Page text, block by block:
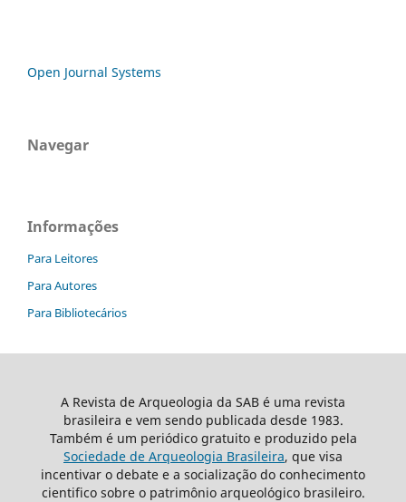
Open Journal Systems
Navegar
Informações
Para Leitores
Para Autores
Para Bibliotecários
A Revista de Arqueologia da SAB é uma revista
brasileira e vem sendo publicada desde 1983.
Também é um periódico gratuito e produzido pela
Sociedade de Arqueologia Brasileira, que visa
incentivar o debate e a socialização do conhecimento
cientifico sobre o patrimônio arqueológico brasileiro.